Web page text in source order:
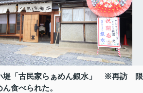
堤「古民家らぁめん銀水」 ※再訪 限
食べられた。